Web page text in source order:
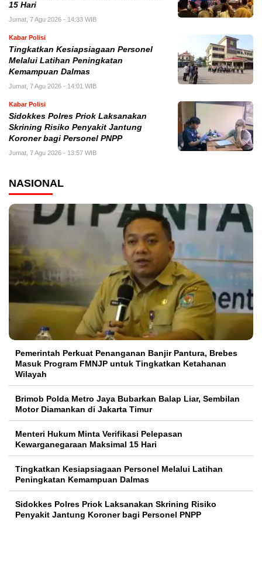
15 Hari
Jumat, 7 Agu 2026 - 14:33 WIB
Kabar Polisi
Tingkatkan Kesiapsiagaan Personel
Melalui Latihan Peningkatan
Kemampuan Dalmas
Jumat, 7 Agu 2026 - 14:01 WIB
Kabar Polisi
Sidokkes Polres Priok Laksanakan
Skrining Risiko Penyakit Jantung
Koroner bagi Personel PNPP
Jumat, 7 Agu 2026 - 13:57 WIB
NASIONAL
Pemerintah Perkuat Penanganan Banjir Pantura, Brebes
Masuk Program FMNJP untuk Tingkatkan Ketahanan
Wilayah
Brimob Polda Metro Jaya Bubarkan Balap Liar, Sembilan
Motor Diamankan di Jakarta Timur
Menteri Hukum Minta Verifikasi Pelepasan
Kewarganegaraan Maksimal 15 Hari
Tingkatkan Kesiapsiagaan Personel Melalui Latihan
Peningkatan Kemampuan Dalmas
Sidokkes Polres Priok Laksanakan Skrining Risiko
Penyakit Jantung Koroner bagi Personel PNPP